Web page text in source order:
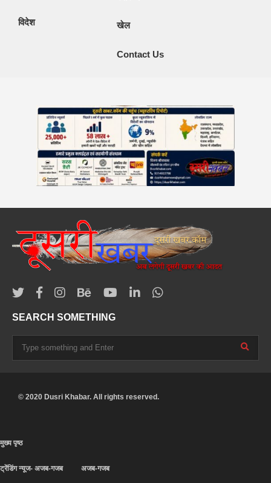
विदेश खेल
Contact Us
SEARCH SOMETHING
© 2020 Dusri Khabar. All rights reserved.
मुख्य पृष्ठ
ट्रेंडिंग न्यूज- अजब-गजब अजब-गजब